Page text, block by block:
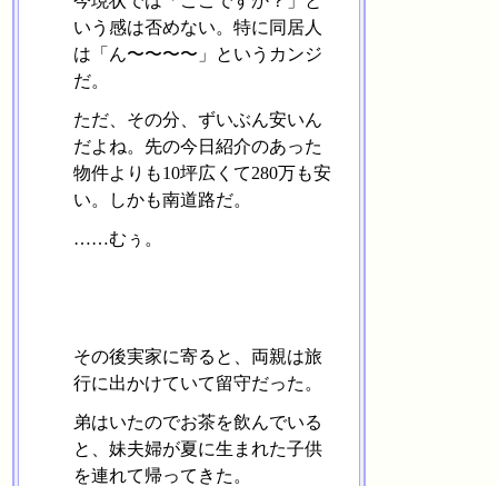
いう感は否めない。特に同居人
は「ん〜〜〜〜」というカンジ
だ。
ただ、その分、ずいぶん安いん
だよね。先の今日紹介のあった
物件よりも10坪広くて280万も安
い。しかも南道路だ。
……むぅ。
その後実家に寄ると、両親は旅
行に出かけていて留守だった。
弟はいたのでお茶を飲んでいる
と、妹夫婦が夏に生まれた子供
を連れて帰ってきた。